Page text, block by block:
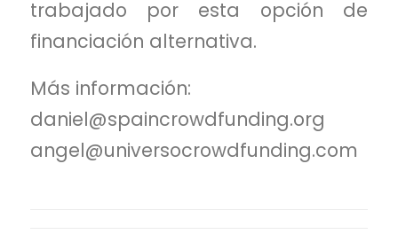
trabajado por esta opción de
financiación alternativa.
Más información:
daniel@spaincrowdfunding.org
angel@universocrowdfunding.com